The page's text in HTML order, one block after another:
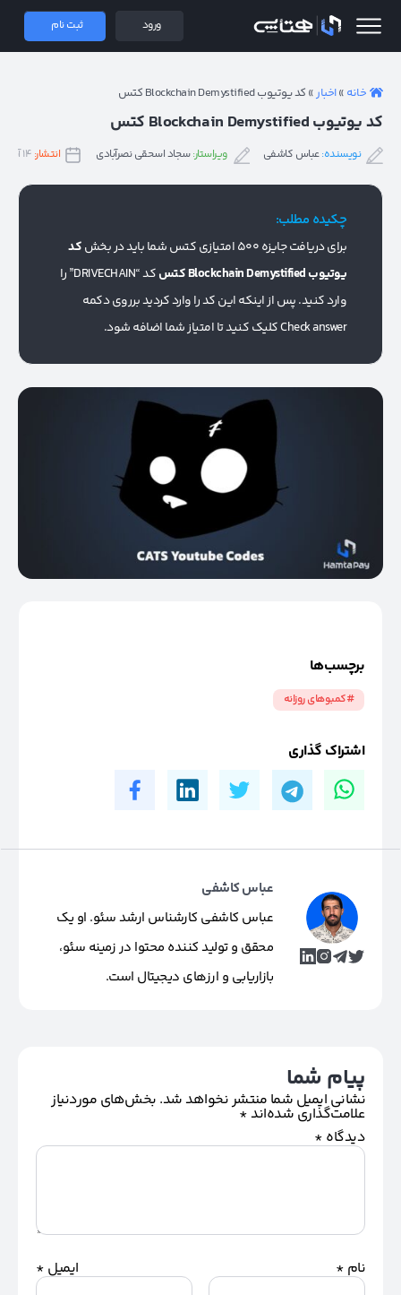
همتاپی ورود ثبت نام
خانه »اخبار» کد یوتیوب Blockchain Demystified کتس
کد یوتیوب Blockchain Demystified کتس
نویسنده:عباس کاشفی ویراستار:سجاد اسحقی نصرآبادی انتشار:
چکیده مطلب:
برای دریافت جایزه 500 امتیازی کتس شما باید در بخش
کد
یوتیوب Blockchain Demystified کتس
کد “DRIVECHAIN” را
وارد کنید. پس از اینکه این کد را وارد کردید برروی دکمه
Check answer کلیک کنید تا امتیاز شما اضافه شود.
برچسب‌ها
#کمبوهای روزانه
اشتراک گذاری
عباس کاشفی
عباس کاشفی کارشناس ارشد سئو. او یک
محقق و تولید کننده محتوا در زمینه سئو،
بازاریابی و ارزهای دیجیتال است.
پیام شما
نشانی ایمیل شما منتشر نخواهد شد. بخش‌های موردنیاز
علامت‌گذاری شده‌اند*
دیدگاه *
نام * ایمیل *